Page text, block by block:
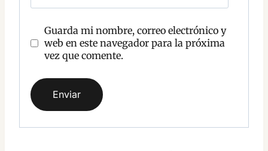
Guarda mi nombre, correo electrónico y
web en este navegador para la próxima
vez que comente.